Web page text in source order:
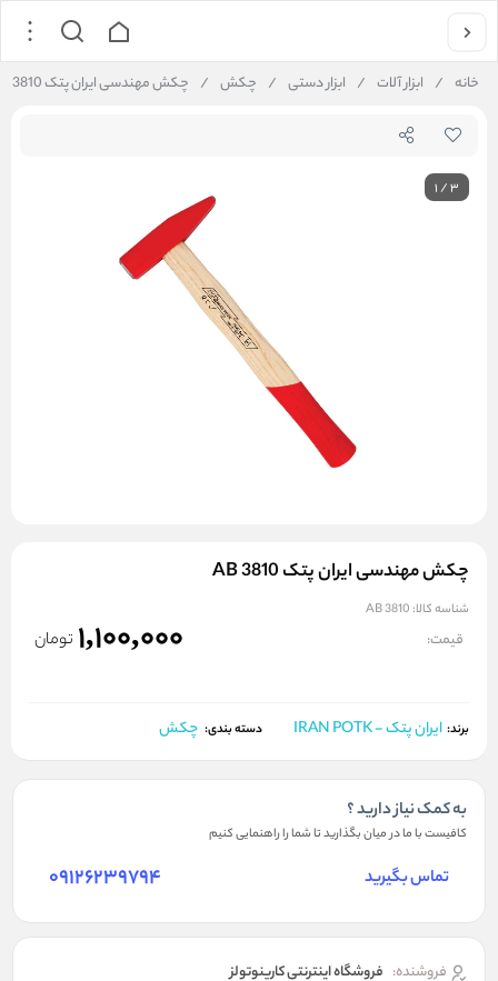
خانه / ابزار آلات / ابزار دستی / چکش / چکش مهندسی ایران پتک AB 3810
1/3
چکش مهندسی ایران پتک AB 3810
شناسه کالا: AB 3810
قیمت: 1,100,000 تومان
برند: ایران پتک - IRAN POTK دسته بندی: چکش
به کمک نیاز دارید ؟
کافیست با ما در میان بگذارید تا شما را راهنمایی کنیم
تماس بگیرید 09126239794
فروشنده: فروشگاه اینترنتی کارینوتولز